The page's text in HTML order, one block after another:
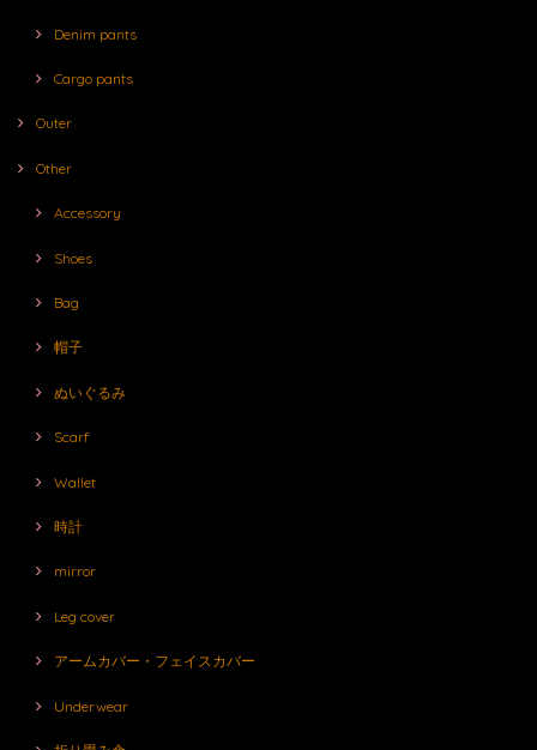
Denim pants
Cargo pants
Outer
Other
Accessory
Shoes
Bag
帽子
ぬいぐるみ
Scarf
Wallet
時計
mirror
Leg cover
アームカバー・フェイスカバー
Underwear